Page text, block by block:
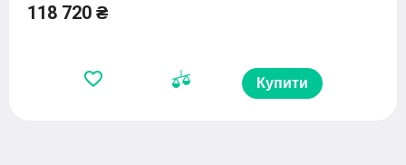
118 720 ₴
Купити